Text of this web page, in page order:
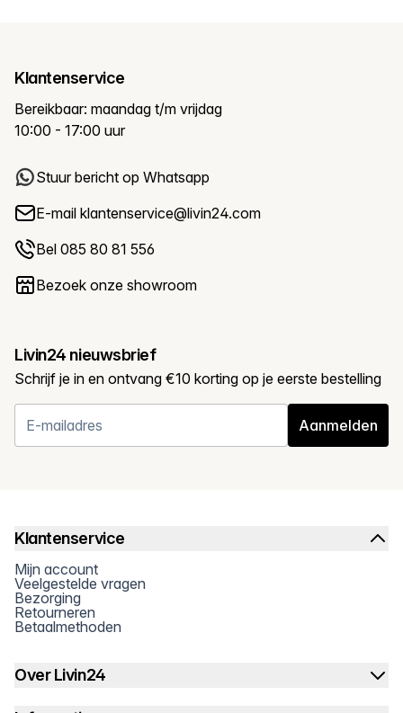
Klantenservice
Bereikbaar: maandag t/m vrijdag
10:00 - 17:00 uur
Stuur bericht op Whatsapp
E-mail klantenservice@livin24.com
Bel 085 80 81 556
Bezoek onze showroom
Livin24 nieuwsbrief
Schrijf je in en ontvang €10 korting op je eerste bestelling
Aanmelden
Klantenservice
Mijn account
Veelgestelde vragen
Bezorging
Retourneren
Betaalmethoden
Over Livin24